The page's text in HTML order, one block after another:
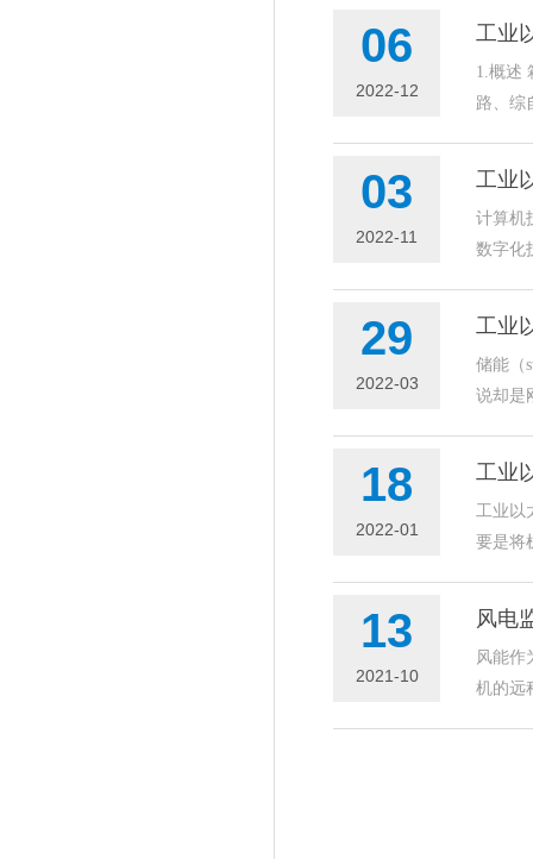
06
2022-12
工业
1.概述
路、综
03
2022-11
工业
计算机
数字化
29
2022-03
工业
储能（
说却是
18
2022-01
工业
工业以
要是将
13
2021-10
风电
风能作
机的远